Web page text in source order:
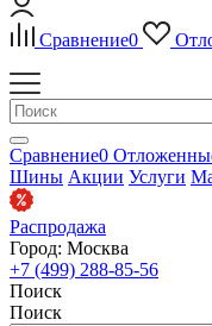
Сравнение0
Сравнение0
Шины Акции Услуги
Распродажа
Город: Москва
+7 (499) 288-85-56
Поиск
Поиск